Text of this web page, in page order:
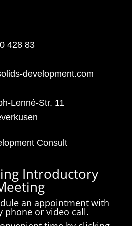
428 83
development.com
Lenné-Str. 11
Consult
Introductory
an appointment with
phone or video call.